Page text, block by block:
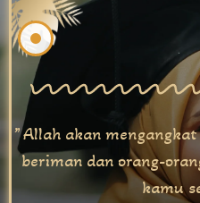
” Allah akan
beriman dan orang-
kamu